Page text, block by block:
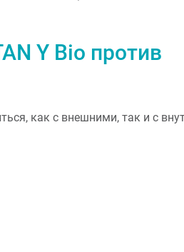
Y Bio против
как с внешними, так и с